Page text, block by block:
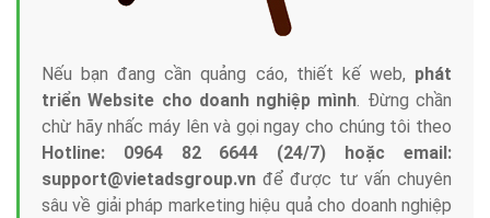
Nếu bạn đang cần quảng cáo, thiết kế web, phát
triển Website cho doanh nghiệp mình. Đừng chần
chừ hãy nhấc máy lên và gọi ngay cho chúng tôi theo
Hotline: 0964 82 6644 (24/7) hoặc email:
support@vietadsgroup.vn để được tư vấn chuyên
sâu về giải pháp marketing hiệu quả cho doanh nghiệp